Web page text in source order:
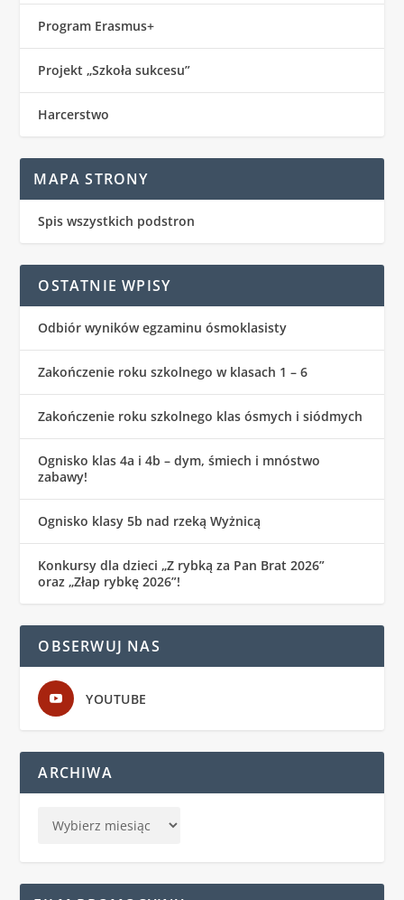
Program Erasmus+
Projekt „Szkoła sukcesu”
Harcerstwo
MAPA STRONY
Spis wszystkich podstron
OSTATNIE WPISY
Odbiór wyników egzaminu ósmoklasisty
Zakończenie roku szkolnego w klasach 1 – 6
Zakończenie roku szkolnego klas ósmych i siódmych
Ognisko klas 4a i 4b – dym, śmiech i mnóstwo
zabawy!
Ognisko klasy 5b nad rzeką Wyżnicą
Konkursy dla dzieci „Z rybką za Pan Brat 2026”
oraz „Złap rybkę 2026”!
OBSERWUJ NAS
YOUTUBE
ARCHIWA